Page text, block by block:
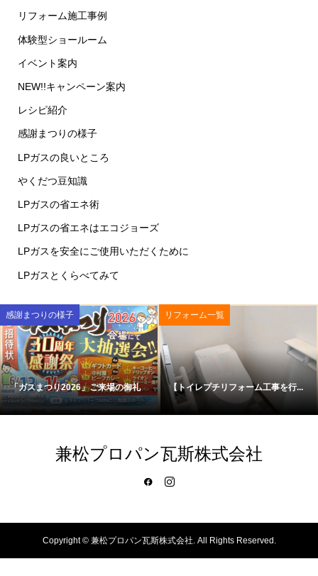
リフォーム施工事例
体験型ショールーム
イベント案内
NEW!!キャンペーン案内
レシピ紹介
感謝まつりの様子
LPガスの良いところ
やくだつ豆知識
LPガスの省エネ術
LPガスの省エネはエコジョーズ
LPガスを安全にご使用いただくために
LPガスとくらべてみて
感謝まつりの様子
「ガスまつり2026」ご来場の御礼
リフォーム一覧
【トイレプチリフォーム工事を行...
兼松プロパン瓦斯株式会社
Copyright ©兼松プロパン瓦斯株式会社. All Rights Reserved.